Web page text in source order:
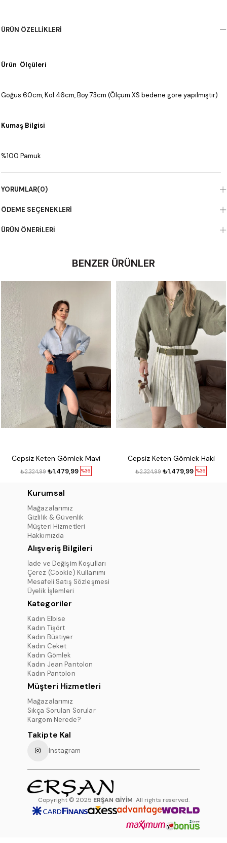
ÜRÜN ÖZELLIKLERI
Ürün Ölçüleri
Göğüs:60cm, Kol:46cm, Boy:73cm (Ölçüm XS bedene göre yapılmıştır)
Kumaş Bilgisi
%100 Pamuk
YORUMLAR(0)
ÖDEME SEÇENEKLERI
ÜRÜN ÖNERILERI
BENZER ÜRÜNLER
Cepsiz Keten Gömlek Mavi
%36
₺1.479,99
₺2.324,99
Cepsiz Keten Gömlek Haki
%36
₺1.479,99
₺2.324,99
Kurumsal
Mağazalarımız
Gizlilik & Güvenlik
Müşteri Hizmetleri
Hakkımızda
Alışveriş Bilgileri
İade ve Değişim Koşulları
Çerez (Cookie) Kullanımı
Mesafeli Satış Sözleşmesi
Üyelik İşlemleri
Kategoriler
Kadın Elbise
Kadın Tişört
Kadın Büstiyer
Kadın Ceket
Kadın Gömlek
Kadın Jean Pantolon
Kadın Pantolon
Müşteri Hizmetleri
Mağazalarımız
Sıkça Sorulan Sorular
Kargom Nerede?
Takipte Kal
Instagram
Copyright © 2025 ERŞAN GİYİM All rights reserved.